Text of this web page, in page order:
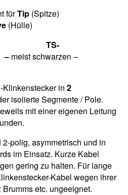
fürTip (Spitze)
(Hülle)
TS-
– meist schwarzen –
Klinkenstecker in 2
isolierte Segmente / Pole.
mit einer eigenen Leitung
2-polig, asymmetrisch und in
im Einsatz. Kurze Kabel
gering zu halten. Für lange
Kabel wegen ihrer
etc. ungeeignet.